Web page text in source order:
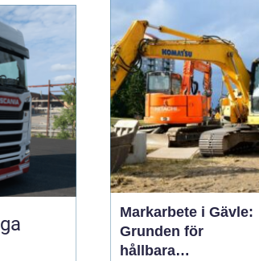
in bilar, lastbilar eller
cyklar i snygg folie får
företag ett rörligt
skyltfönster som arbetar
dygnet runt, året o...
Markarbete i Gävle:
Grunden för
hållbara